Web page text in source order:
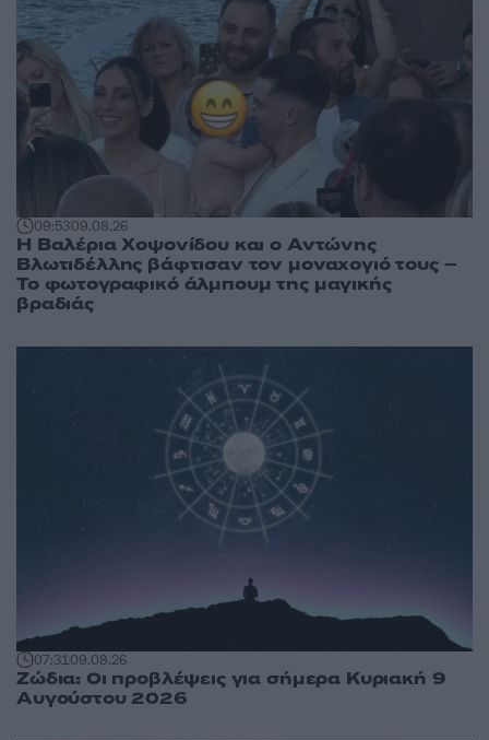
09:5309.08.26
Η Βαλέρια Χοψονίδου και ο Αντώνης
Βλωτιδέλλης βάφτισαν τον μοναχογιό τους –
Το φωτογραφικό άλμπουμ της μαγικής
βραδιάς
07:3109.08.26
Ζώδια: Οι προβλέψεις για σήμερα Κυριακή 9
Αυγούστου 2026